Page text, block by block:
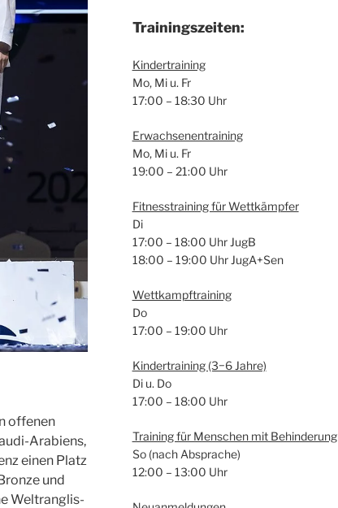
offe­nen
Ara­bi­ens,
einen Platz
und
Welt­rang­lis­
Trai­nings­zei­ten:
Kin­der­trai­ning
Mo, Mi u. Fr
17:00 – 18:30 Uhr
Erwach­se­nen­trai­ning
Mo, Mi u. Fr
19:00 – 21:00 Uhr
Fit­ness­trai­ning für Wett­kämp­fer
Di
17:00 – 18:00 Uhr JugB
18:00 – 19:00 Uhr JugA+Sen
Wett­kampf­trai­ning
Do
17:00 – 19:00 Uhr
Kin­der­trai­ning (3−6 Jah­re)
Di u. Do
17:00 – 18:00 Uhr
Trai­ning für Men­schen mit Behin­de­rung
So (nach Abspra­che)
12:00 – 13:00 Uhr